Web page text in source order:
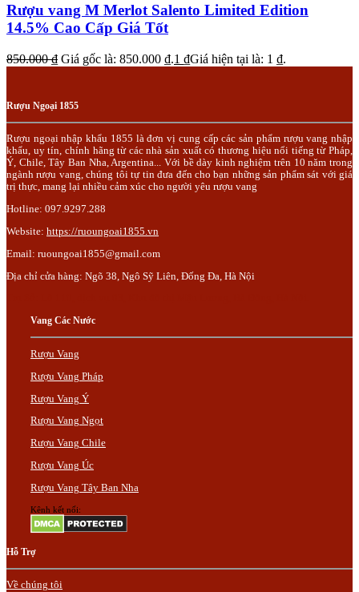
Rượu vang M Merlot Salento Limited Edition
14.5% Cao Cấp Giá Tốt
850.000₫ Giá gốc là: 850.000 ₫.1 ₫Giá hiện tại là: 1 ₫.
Rượu Ngoại 1855
Rượu ngoại nhập khẩu 1855 là đơn vị cung cấp các sản phẩm rượu vang nhập
khẩu, uy tín, chính hãng từ các nhà sản xuất có thương hiệu nổi tiếng từ Pháp,
Ý, Chile, Tây Ban Nha, Argentina... Với bề dày kinh nghiệm trên 10 năm trong
ngành rượu vang, chúng tôi tự tin đưa đến cho bạn những sản phẩm sát với giá
trị thực, mang lại nhiều cảm xúc cho người yêu rượu vang
Hotline: 097.9297.288
Website: https://ruoungoai1855.vn
Email: ruoungoai1855@gmail.com
Địa chỉ cửa hàng: Ngõ 38, Ngô Sỹ Liên, Đống Đa, Hà Nội
Vang Các Nước
Rượu Vang
Rượu Vang Pháp
Rượu Vang Ý
Rượu Vang Ngọt
Rượu Vang Chile
Rượu Vang Úc
Rượu Vang Tây Ban Nha
Kênh kết nối:
Hỗ Trợ
Về chúng tôi